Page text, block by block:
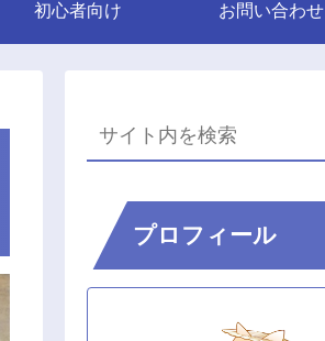
初心者向け お問い合わせ
プロフィール